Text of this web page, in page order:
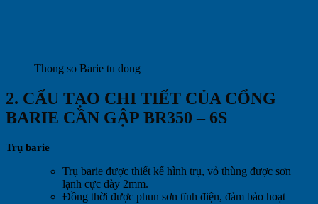
Thong so Barie tu dong
2. CẤU TẠO CHI TIẾT CỦA CỔNG
BARIE CẦN GẬP BR350 – 6S
Trụ barie
Trụ barie được thiết kế hình trụ, vỏ thùng được sơn
lạnh cực dày 2mm.
Đồng thời được phun sơn tĩnh điện, đảm bảo hoạt